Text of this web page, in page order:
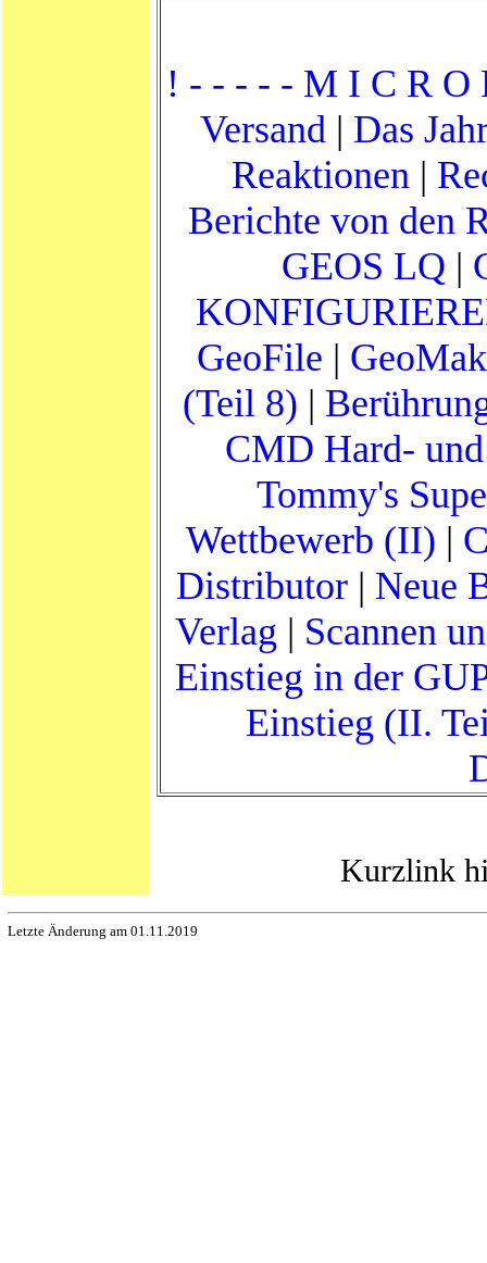
! - - - - - M I C R
Versand | Das
Reaktionen |
Berichte von den
GEOS LQ |
GeoFile |
(Teil 8) |
CMD Hard-
Tommy's
Wettbewerb (II) |
Distributor| Neue
Verlag | Scannen
Einstieg in der
Einstieg (II.
Kurzlink
Letzte Änderung am 01.11.2019